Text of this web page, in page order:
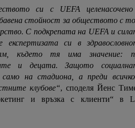
си с UEFA
стойност за обществото с
С подкрепата на UEFA и
експертизата си в
където тя има значение:
и децата. Защото
на стадиона, а преди
клубове“, споделя Йенс
и връзка с клиенти“ в